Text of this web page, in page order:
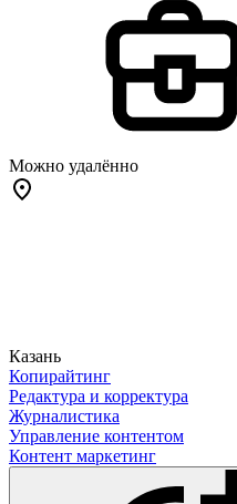
Можно удалённо
Казань
Копирайтинг
Редактура и корректура
Журналистика
Управление контентом
Контент маркетинг